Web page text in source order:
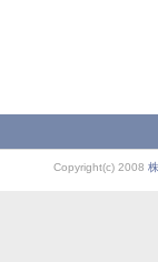
Copyright(c) 2008